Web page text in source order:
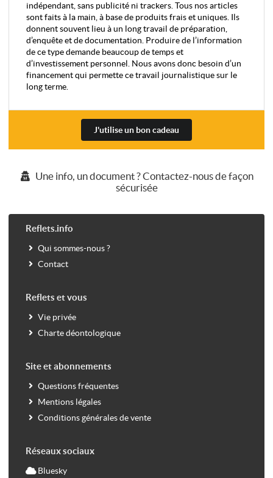
indépendant, sans publicité ni trackers. Tous nos articles
sont faits à la main, à base de produits frais et uniques. Ils
donnent souvent lieu à un long travail de préparation,
d’enquête et de documentation. Produire de l’information
de ce type demande beaucoup de temps et
d’investissement personnel. Nous avons donc besoin d’un
financement qui permette ce travail journalistique sur le
long terme.
J'utilise un bon cadeau
Une info, un document ? Contactez-nous de façon
sécurisée
Reflets.info
Qui sommes-nous ?
Contact
Reflets et vous
Vie privée
Charte déontologique
Site et abonnements
Questions fréquentes
Mentions légales
Conditions générales de vente
Réseaux sociaux
Bluesky